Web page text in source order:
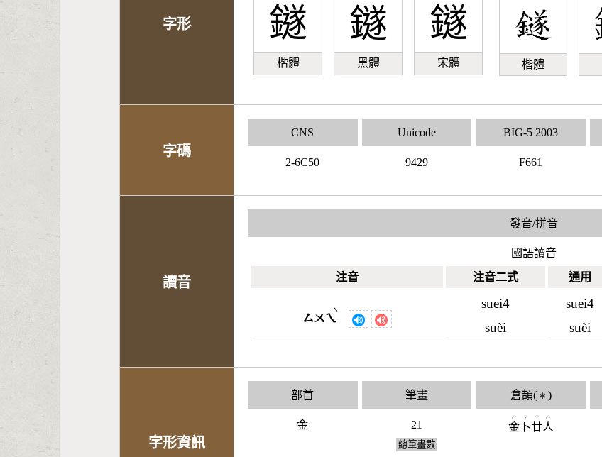
字形 鐩
楷體
鐩
黑體
鐩
宋體 楷體
字碼
CNS
2-6C50
Unicode
9429
BIG-5 2003
F661
讀音
發音/拼音
國語讀音
注音
注音二式 通用
ㄙㄨㄟ
ˋ
suei4
suèi
suei4
suèi
字形資訊
部首
金
筆畫
21
總筆畫數
倉頡( ✱ )
金
C
卜
Y
廿
T
人
O